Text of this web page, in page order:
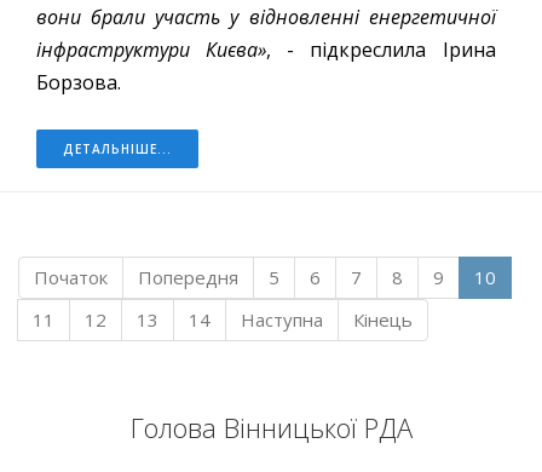
Голова Вінницької РДА
вони брали участь у відновленні енергетичної
інфраструктури Києва», - підкреслила Ірина
Борзова.
ДЕТАЛЬНІШЕ...
Початок Попередня 5 6 7 8 9
10
11
12 13 14 Наступна Кінець